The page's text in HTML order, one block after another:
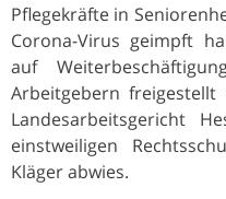
Pflegekräfte in
Corona-Virus geimpft
auf
Arbeitgebern
Landesarbeitsgericht
einstweiligen
Kläger abwies.